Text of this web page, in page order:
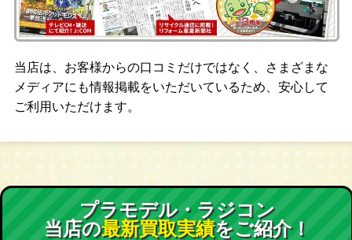
当店は、お客様からの口コミだけではなく、さまざまな
メディアにも情報掲載をいただいているため、安心して
ご利用いただけます。
プラモデル・ラジコン
当店の最新買取実績をご紹介！